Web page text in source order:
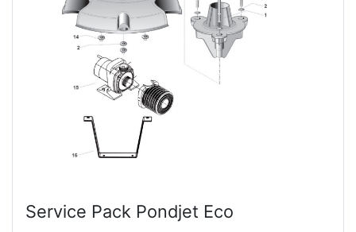
Service Pack Pondjet Eco